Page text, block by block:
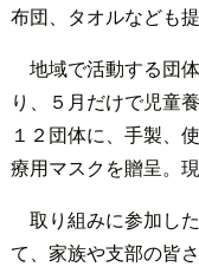
布団、タオルなども提
地域で活動する団
り、５月だけで児童
１２団体に、手製、
療用マスクを贈呈。
取り組みに参加し
て、家族や支部の皆